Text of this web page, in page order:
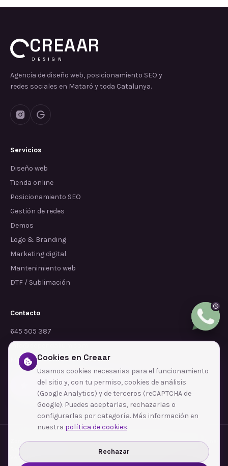
CREAAR
DESIGN
Agencia de diseño web, posicionamiento SEO y
redes sociales en Mataró y toda Catalunya.
Servicios
Diseño web
Tienda online
Posicionamiento SEO
Gestión de redes
Demos
Logo & Branding
Marketing digital
Mantenimiento web
DTF / Sublimación
Contacto
645 505 387
info@dependalium.com
Mataró (Barcelona)
Déjanos tu reseña en Google
Zonas de cobertura·Barcelona·L'Hospitalet de Llobregat·Terrassa·Badalona
Sabadell
Santa Coloma de Gramenet
Ver todas las zonas →
Cookies en Creaar
Usamos cookies necesarias para el funcionamiento
del sitio y, con tu permiso, cookies de análisis
(Google Analytics) y de terceros (reCAPTCHA de
Google). Puedes aceptarlas, rechazarlas o
configurarlas por categoría. Más información en
nuestra política de cookies.
Rechazar